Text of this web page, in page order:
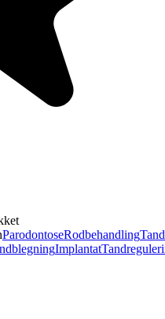
ParodontoseRodbehandling
Implantat